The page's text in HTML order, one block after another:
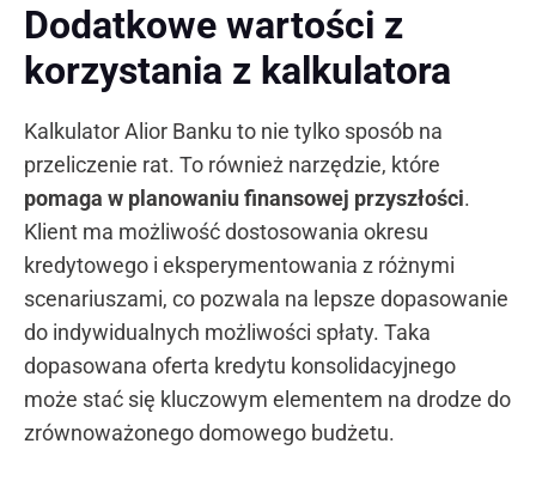
Dodatkowe wartości z
korzystania z kalkulatora
Kalkulator Alior Banku to nie tylko sposób na
przeliczenie rat. To również narzędzie, które
pomaga w planowaniu finansowej przyszłości.
Klient ma możliwość dostosowania okresu
kredytowego i eksperymentowania z różnymi
scenariuszami, co pozwala na lepsze dopasowanie
do indywidualnych możliwości spłaty. Taka
dopasowana oferta kredytu konsolidacyjnego
może stać się kluczowym elementem na drodze do
zrównoważonego domowego budżetu.